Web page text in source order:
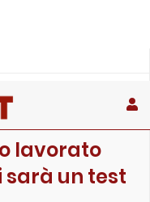
lavorato
un test